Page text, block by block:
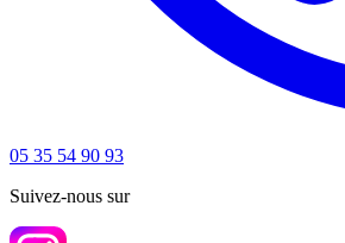
05 35 54 90 93
Suivez-nous sur